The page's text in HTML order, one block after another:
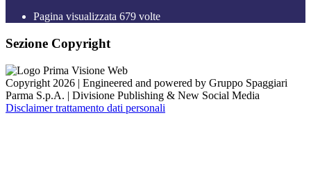
Pagina visualizzata 679 volte
Sezione Copyright
Copyright 2026 | Engineered and powered by Gruppo Spaggiari
Parma S.p.A. | Divisione Publishing & New Social Media
Disclaimer trattamento dati personali